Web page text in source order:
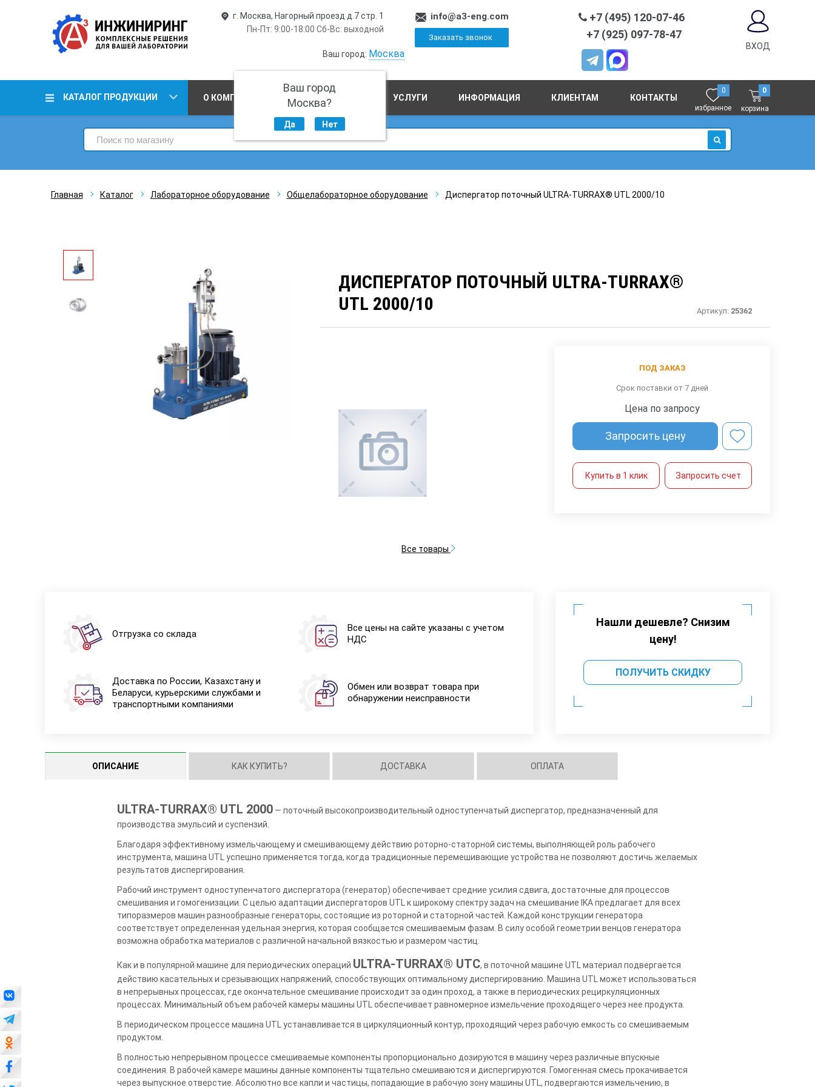
г. Москва, Нагорный проезд д.7 стр. 1
Пн-Пт: 9:00-18:00 Сб-Вс: выходной
Ваш город: Москва
Ваш город
Москва?
Да Нет
info@a3-eng.com
Заказать звонок
+7 (495) 120-07-46
+7 (925) 097-78-47
ВХОД
КАТАЛОГ ПРОДУКЦИИ О КОМПАНИИ ПРОИЗВОДСТВО УСЛУГИ ИНФОРМАЦИЯ КЛИЕНТАМ КОНТАКТЫ
0
избранное
0
корзина
ИСКАТЬ
Главная Каталог Лабораторное оборудование Общелабораторное оборудование Диспергатор поточный ULTRA-TURRAX® UTL 2000/10
ДИСПЕРГАТОР ПОТОЧНЫЙ ULTRA-TURRAX®
UTL 2000/10
Артикул: 25362
Все товары
ПОД ЗАКАЗ
Срок поставки от 7 дней
Цена по запросу
Запросить цену
Купить в 1 клик Запросить счет
Отгрузка со склада
Все цены на сайте указаны с учетом
НДС
Доставка по России, Казахстану и
Беларуси, курьерскими службами и
транспортными компаниями
Обмен или возврат товара при
обнаружении неисправности
Нашли дешевле? Снизим
цену!
ПОЛУЧИТЬ СКИДКУ
ОПИСАНИЕ КАК КУПИТЬ? ДОСТАВКА ОПЛАТА
ULTRA-TURRAX® UTL 2000 — поточный высокопроизводительный одноступенчатый диспергатор, предназначенный для
производства эмульсий и суспензий.
Благодаря эффективному измельчающему и смешивающему действию роторно-статорной системы, выполняющей роль рабочего
инструмента, машина UTL успешно применяется тогда, когда традиционные перемешивающие устройства не позволяют достичь желаемых
результатов диспергирования.
Рабочий инструмент одноступенчатого диспергатора (генератор) обеспечивает средние усилия сдвига, достаточные для процессов
смешивания и гомогенизации. С целью адаптации диспергаторов UTL к широкому спектру задач на смешивание IKA предлагает для всех
типоразмеров машин разнообразные генераторы, состоящие из роторной и статорной частей. Каждой конструкции генератора
соответствует определенная удельная энергия, которая сообщается смешиваемым фазам. В силу особой геометрии венцов генератора
возможна обработка материалов с различной начальной вязкостью и размером частиц.
Как и в популярной машине для периодических операций ULTRA-TURRAX® UTC, в поточной машине UTL материал подвергается
действию касательных и срезывающих напряжений, способствующих оптимальному диспергированию. Машина UTL может использоваться
в непрерывных процессах, где окончательное смешивание происходит за один проход, а также в периодических рециркуляционных
процессах. Минимальный объем рабочей камеры машины UTL обеспечивает равномерное измельчение проходящего через нее продукта.
В периодическом процессе машина UTL устанавливается в циркуляционный контур, проходящий через рабочую емкость со смешиваемым
продуктом.
В полностью непрерывном процессе смешиваемые компоненты пропорционально дозируются в машину через различные впускные
соединения. В рабочей камере машины данные компоненты тщательно смешиваются и диспергируются. Гомогенная смесь прокачивается
через выпускное отверстие. Абсолютно все капли и частицы, попадающие в рабочую зону машины UTL, подвергаются измельчению, в